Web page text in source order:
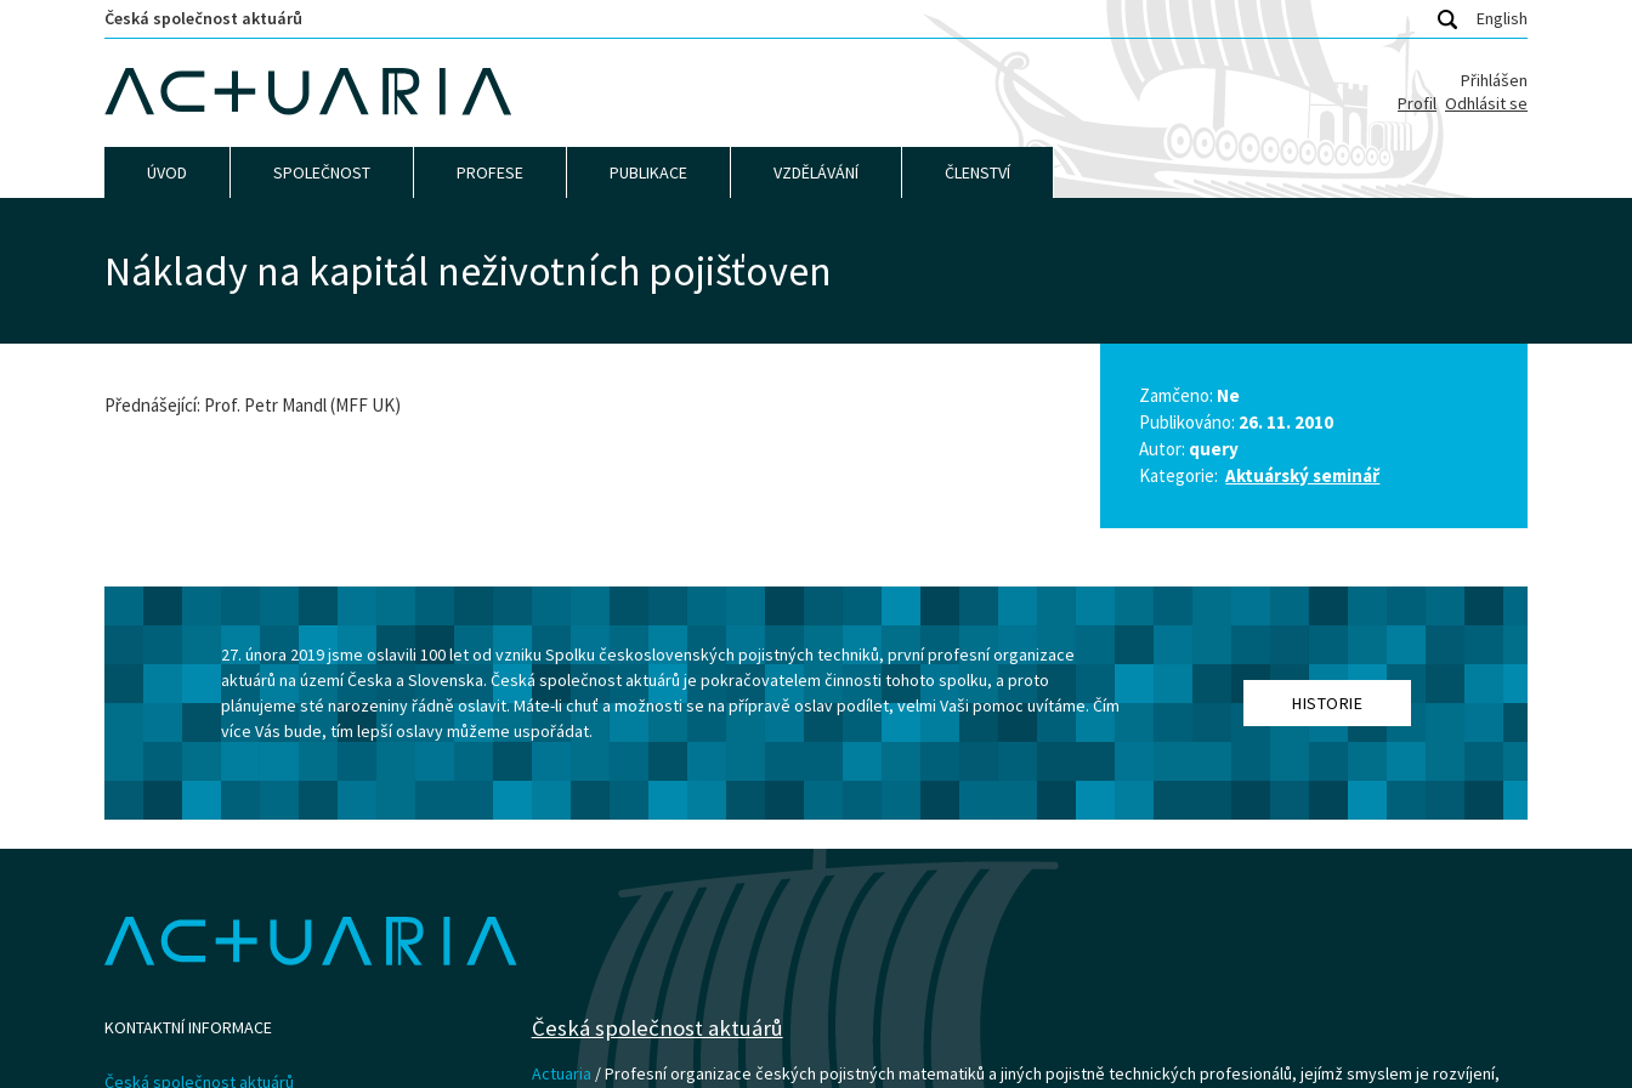
Česká společnost aktuárů English
Přihlášen
Profil Odhlásit se
ÚVOD SPOLEČNOST PROFESE PUBLIKACE VZDĚLÁVÁNÍ ČLENSTVÍ
Náklady na kapitál neživotních pojišťoven
Přednášející: Prof. Petr Mandl (MFF UK) Zamčeno: Ne
Publikováno: 26. 11. 2010
Autor: query
Kategorie:Aktuárský seminář
27. února 2019 jsme oslavili 100 let od vzniku Spolku československých pojistných techniků, první profesní organizace
aktuárů na území Česka a Slovenska. Česká společnost aktuárů je pokračovatelem činnosti tohoto spolku, a proto
plánujeme sté narozeniny řádně oslavit. Máte-li chuť a možnosti se na přípravě oslav podílet, velmi Vaši pomoc uvítáme. Čím
více Vás bude, tím lepší oslavy můžeme uspořádat.
HISTORIE
KONTAKTNÍ INFORMACE
Česká společnost aktuárů
Česká společnost aktuárů
Actuaria / Profesní organizace českých pojistných matematiků a jiných pojistně technických profesionálů, jejímž smyslem je rozvíjení,